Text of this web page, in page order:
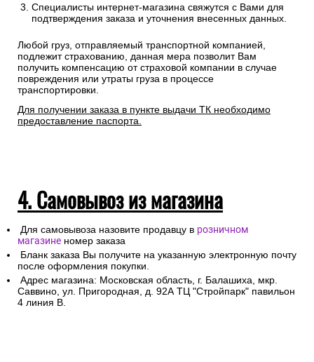
Специалисты интернет-магазина свяжутся с Вами для
подтверждения заказа и уточнения внесенных данных.
Любой груз, отправляемый транспортной компанией,
подлежит страхованию, данная мера позволит Вам
получить компенсацию от страховой компании в случае
повреждения или утраты груза в процессе
транспортировки.
Для получении заказа в пункте выдачи ТК необходимо
предоставление паспорта.
4. Самовывоз из магазина
Для самовывоза назовите продавцу в розничном
магазине номер заказа
Бланк заказа Вы получите на указанную электронную почту
после оформления покупки.
Адрес магазина: Московская область, г. Балашиха, мкр.
Саввино, ул. Пригородная, д. 92А ТЦ "Стройпарк" павильон
4 линия В.